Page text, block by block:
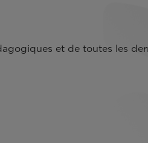
et de toutes les